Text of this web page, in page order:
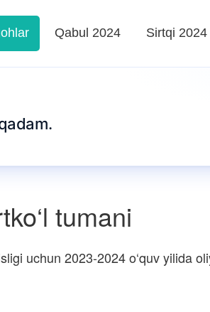
Qabul 2024 Sirtqi 2024
tumani
uchun 2023-2024 o‘quv yilida